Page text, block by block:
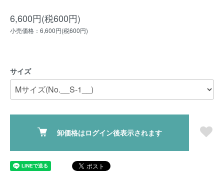
6,600円(税600円)
小売価格：6,600円(税600円)
サイズ
卸価格はログイン後表示されます